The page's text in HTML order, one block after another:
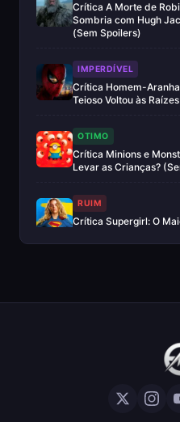
Crítica A Morte de
Sombria com Hugh
(Sem Spoilers)
IMPERDÍVEL
Crítica Homem-
Teioso Voltou às
OTIMO
Crítica Minions e
Levar as Crianças?
RUIM
Crítica Supergirl: O
Nostálgica Que o
Crítica | Spider-Noir: